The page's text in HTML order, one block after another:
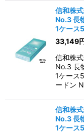
信和株
No.3 長
1ケース
33,149
信和株
No.3 長
1ケース
ードン
信和株
No.3 長
1ケース